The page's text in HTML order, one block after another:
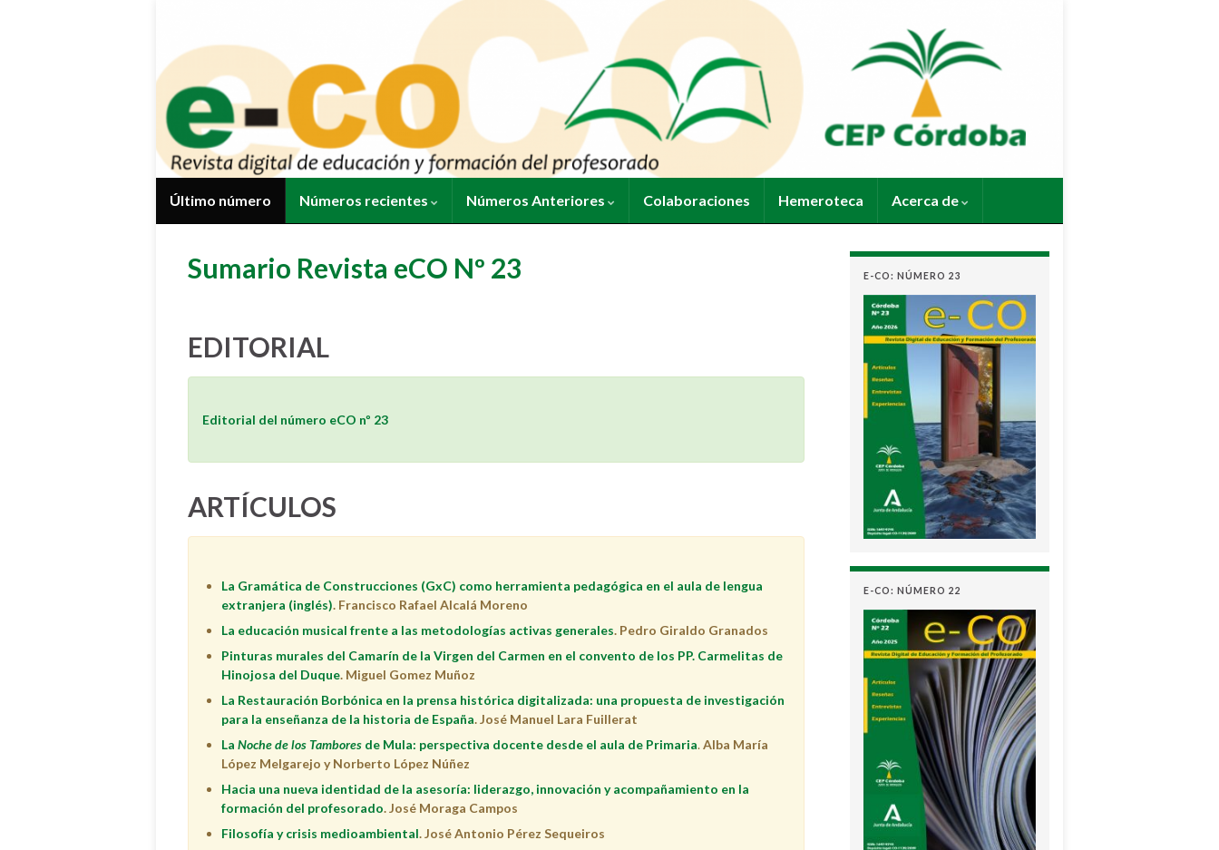
Último número Números recientes Números Anteriores Colaboraciones Hemeroteca Acerca de
Sumario Revista eCO Nº 23
EDITORIAL
Editorial del número eCO nº 23
ARTÍCULOS
La Gramática de Construcciones (GxC) como herramienta pedagógica en el aula de lengua
extranjera (inglés). Francisco Rafael Alcalá Moreno
La educación musical frente a las metodologías activas generales. Pedro Giraldo Granados
Pinturas murales del Camarín de la Virgen del Carmen en el convento de los PP. Carmelitas de
Hinojosa del Duque. Miguel Gomez Muñoz
La Restauración Borbónica en la prensa histórica digitalizada: una propuesta de investigación
para la enseñanza de la historia de España. José Manuel Lara Fuillerat
La Noche de los Tambores de Mula: perspectiva docente desde el aula de Primaria.Alba María
López Melgarejo yNorberto López Núñez
Hacia una nueva identidad de la asesoría: liderazgo, innovación y acompañamiento en la
formación del profesorado. José Moraga Campos
Filosofía y crisis medioambiental. José Antonio Pérez Sequeiros
E-CO: NÚMERO 23
E-CO: NÚMERO 22